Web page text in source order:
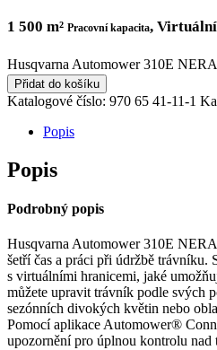
1 500 m² Pracovní kapacita,
Husqvarna Automower 310E
Přidat do košíku
Katalogové číslo: 970 65 41‑11-1
Popis
Popis
Podrobný popis
Husqvarna Automower 310E
šetří čas a práci při údržbě
s virtuálními hranicemi, jaké
můžete upravit trávník podle svých
sezónních divokých květin nebo
Pomocí aplikace Automower®
upozornění pro úplnou kontrolu nad